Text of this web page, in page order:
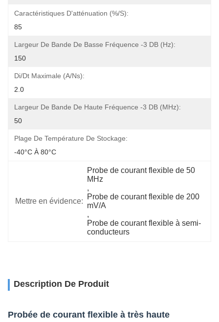
Caractéristiques D'atténuation (%/s):
85
Largeur De Bande De Basse Fréquence -3 DB (Hz):
150
Di/dt Maximale (A/ns):
2.0
Largeur De Bande De Haute Fréquence -3 DB (MHz):
50
Plage De Température De Stockage:
-40°C À 80°C
Mettre en évidence:
Probe de courant flexible de 50
MHz
,
Probe de courant flexible de 200
mV/A
,
Probe de courant flexible à semi-
conducteurs
Description De Produit
Probée de courant flexible à très haute